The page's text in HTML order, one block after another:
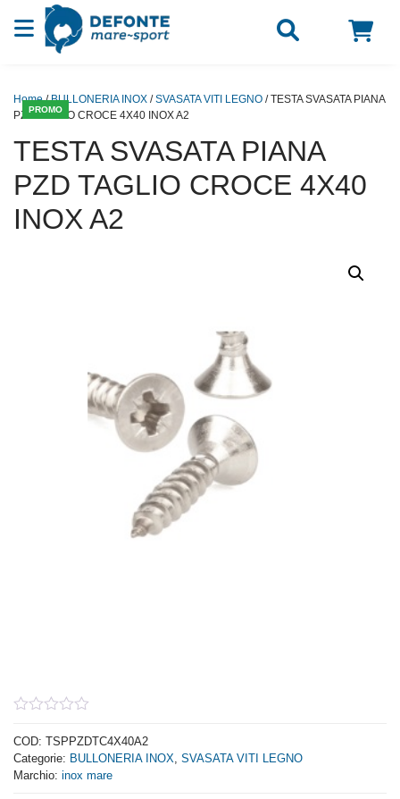
Vai al contenuto
PROMO
Home/BULLONERIA INOX /SVASATA VITI LEGNO / TESTA SVASATA PIANA
PZD TAGLIO CROCE 4X40 INOX A2
TESTA SVASATA PIANA
PZD TAGLIO CROCE 4X40
INOX A2
out
of
5
COD: TSPPZDTC4X40A2
Categorie: BULLONERIA INOX SVASATA VITI LEGNO
Marchio: inox mare